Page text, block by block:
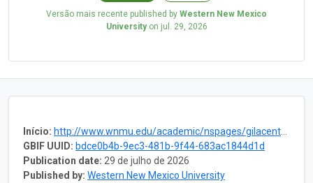
Versão mais recente published by Western New Mexico
Universityon jul. 29, 2026
Início: http://www.wnmu.edu/academic/nspages/gilacenter.shtml
GBIF UUID: bdce0b4b-9ec3-481b-9f44-683ac1844d1d
Publication date: 29 de julho de 2026
Published by: Western New Mexico University